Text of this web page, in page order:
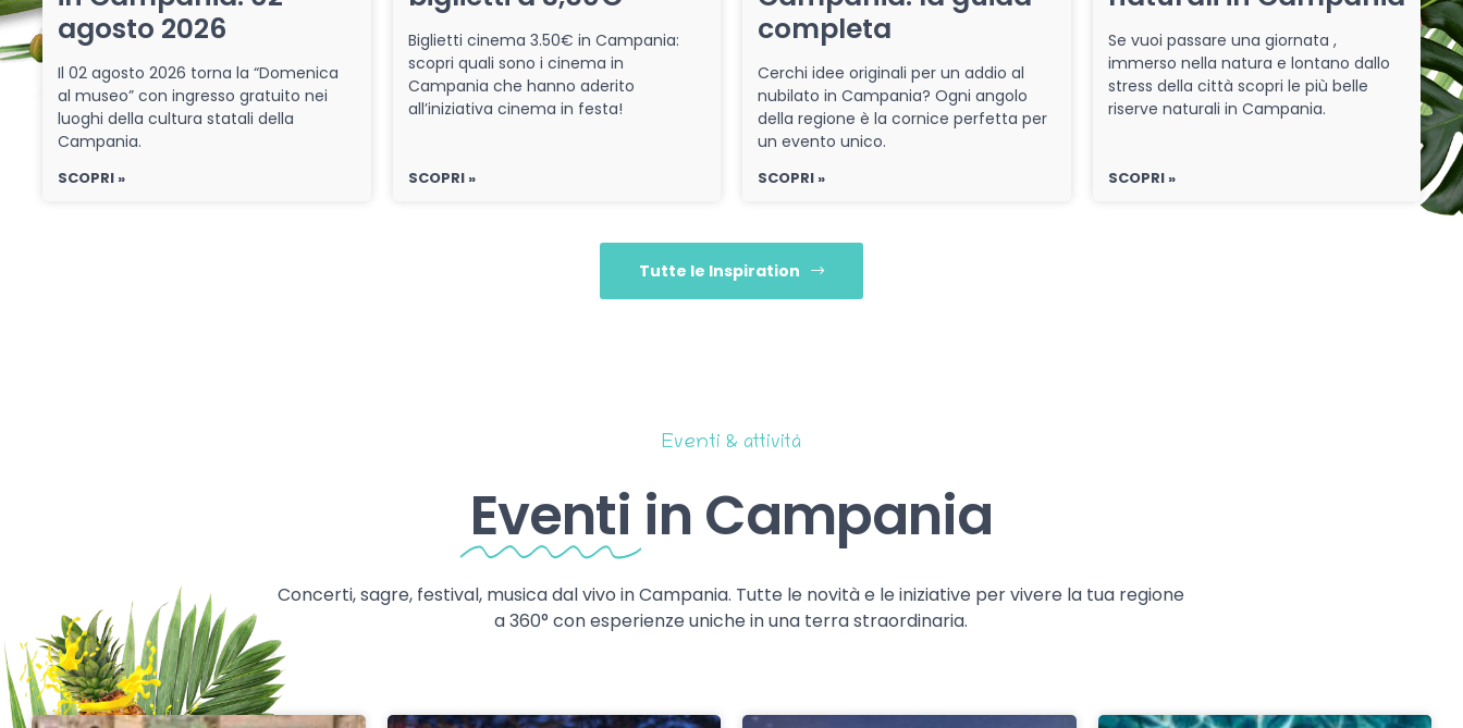
agosto 2026
Il 02 agosto 2026 torna la “Domenica
al museo” con ingresso gratuito nei
luoghi della cultura statali della
Campania.
SCOPRI »
Biglietti cinema 3.50€ in Campania:
scopri quali sono i cinema in
Campania che hanno aderito
all’iniziativa cinema in festa!
SCOPRI »
completa
Cerchi idee originali per un addio al
nubilato in Campania? Ogni angolo
della regione è la cornice perfetta per
un evento unico.
SCOPRI »
Se vuoi passare una giornata ,
immerso nella natura e lontano dallo
stress della città scopri le più belle
riserve naturali in Campania.
SCOPRI »
Tutte le Inspiration
Eventi & attività
Eventi in Campania
Concerti, sagre, festival, musica dal vivo in Campania. Tutte le novità e le iniziative per vivere la tua regione
a 360° con esperienze uniche in una terra straordinaria.